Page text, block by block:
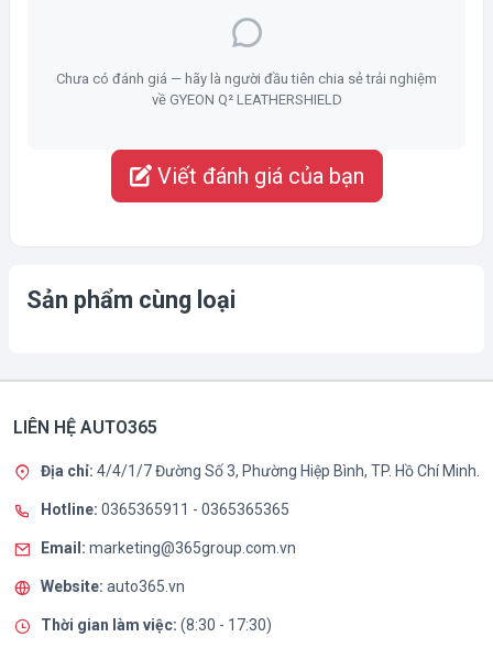
Chưa có đánh giá — hãy là người đầu tiên chia sẻ trải nghiệm
về GYEON Q² LEATHERSHIELD
Viết đánh giá của bạn
Sản phẩm cùng loại
LIÊN HỆ AUTO365
Địa chỉ: 4/4/1/7 Đường Số 3, Phường Hiệp Bình, TP. Hồ Chí Minh.
Hotline: 0365365911 - 0365365365
Email: marketing@365group.com.vn
Website: auto365.vn
Thời gian làm việc: (8:30 - 17:30)